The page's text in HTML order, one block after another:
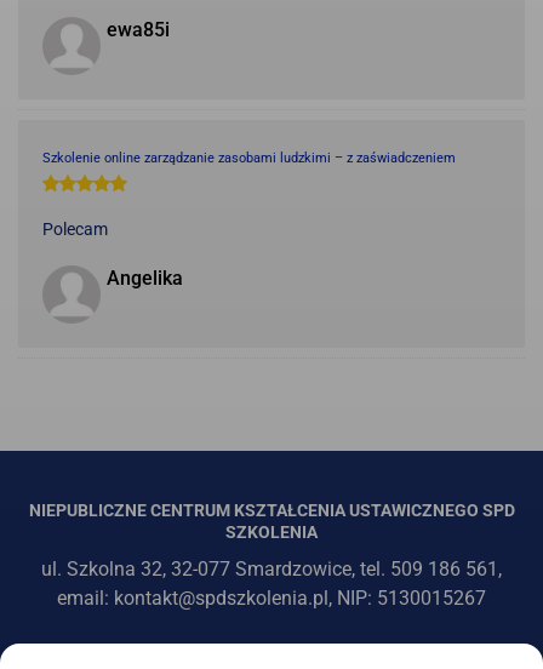
ewa85i
Szkolenie online zarządzanie zasobami ludzkimi – z zaświadczeniem
Polecam
Angelika
NIEPUBLICZNE CENTRUM KSZTAŁCENIA USTAWICZNEGO SPD
SZKOLENIA
ul. Szkolna 32, 32-077 Smardzowice, tel. 509 186 561,
email: kontakt@spdszkolenia.pl, NIP: 5130015267